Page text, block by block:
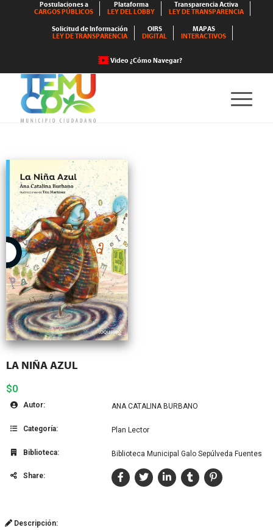
Postulaciones a
CARGOS PÚBLICOS
Plataforma
LEY DEL LOBBY
Transparencia Activa
LEY DE TRANSPARENCIA
Solicitud de Información
LEY DE TRANSPARENCIA
OIRS
DIGITAL
MAPAS
INTERACTIVOS
Video ¿Cómo Navegar?
LA NIÑA AZUL
$0
Autor: ANA CATALINA BURBANO
Categoría: Plan Lector
Biblioteca: Biblioteca Municipal Galo Sepúlveda Fuentes
Share:
Descripción: